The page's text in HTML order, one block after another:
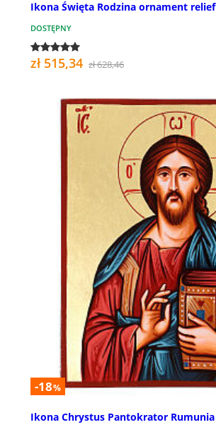
Ikona Święta Rodzina ornament relief
DOSTĘPNY
zł 515,34 zł 628,46
-18%
Ikona Chrystus Pantokrator Rumunia